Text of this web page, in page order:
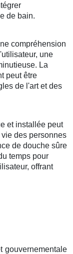
de bain.
compréhension
une
La
peut être
de l'art et des
et installée peut
des personnes
de douche sûre
temps pour
offrant
gouvernementale